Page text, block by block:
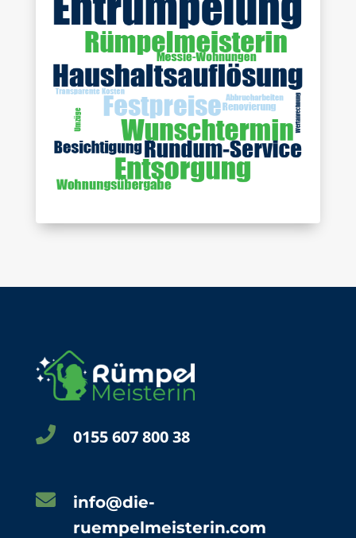
 0155 607 800 38

info@die-
ruempelmeisterin.com